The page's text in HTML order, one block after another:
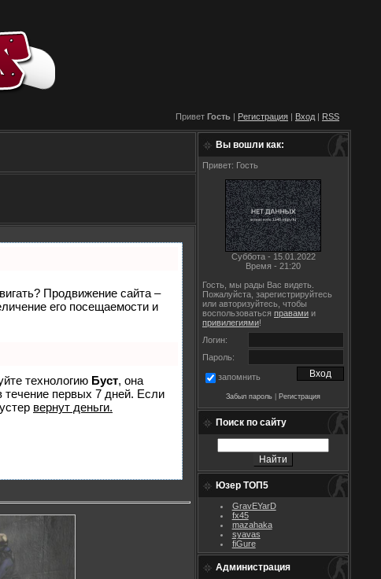
Привет Гость | Регистрация | Вход | RSS
Продвижение сайта –
его посещаемости и
технологию Буст, она
течение первых 7 дней. Если
вернут деньги.
Вы вошли как:
Привет: Гость
Суббота - 15.01.2022
Время - 21:20
Гость, мы рады Вас видеть.
Пожалуйста, зарегистрируйтесь
или авторизуйтесь, чтобы
воспользоваться правами и
привилегиями!
Логин:
Пароль:
запомнить
Забыл пароль Регистрация
Поиск по сайту
Юзер ТОП5
GravEYarD
fx45
mazahaka
syavas
fiGure
Администрация